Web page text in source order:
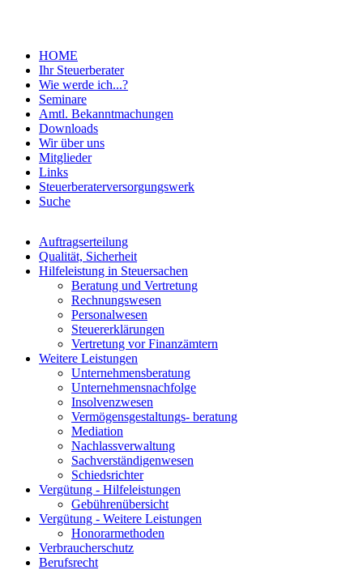
HOME
Ihr Steuerberater
Wie werde ich...?
Seminare
Amtl. Bekanntmachungen
Downloads
Wir über uns
Mitglieder
Links
Steuerberaterversorgungswerk
Suche
Auftragserteilung
Qualität, Sicherheit
Hilfeleistung in Steuersachen
Beratung und Vertretung
Rechnungswesen
Personalwesen
Steuererklärungen
Vertretung vor Finanzämtern
Weitere Leistungen
Unternehmensberatung
Unternehmensnachfolge
Insolvenzwesen
Vermögensgestaltungs- beratung
Mediation
Nachlassverwaltung
Sachverständigenwesen
Schiedsrichter
Vergütung - Hilfeleistungen
Gebührenübersicht
Vergütung - Weitere Leistungen
Honorarmethoden
Verbraucherschutz
Berufsrecht